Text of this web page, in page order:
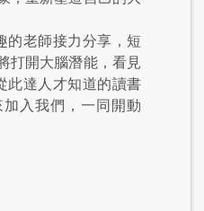
的老師接力分享，短
打開大腦潛能，看見
此達人才知道的讀書
入我們，一同開動